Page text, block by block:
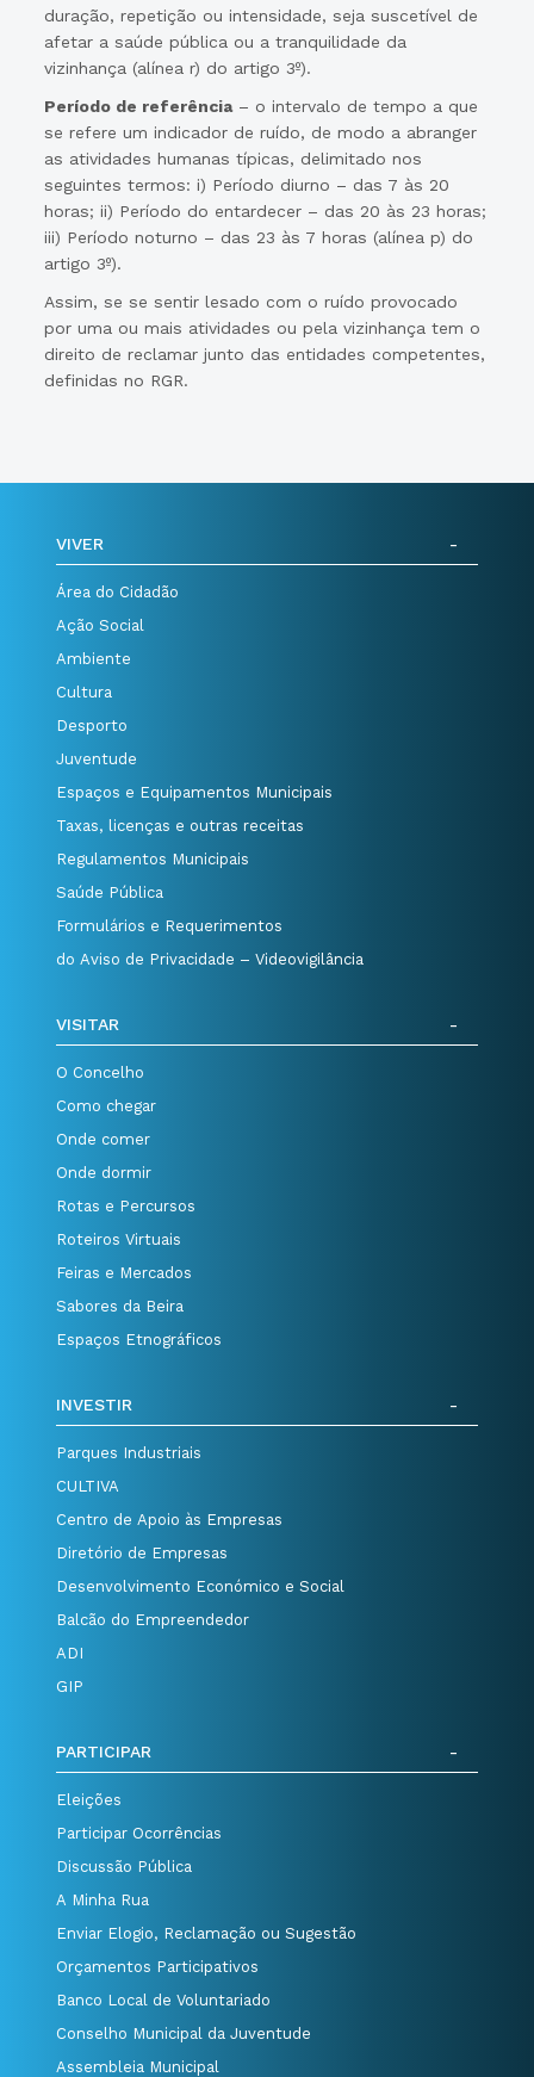
duração, repetição ou intensidade, seja suscetível de
afetar a saúde pública ou a tranquilidade da
vizinhança (alínea r) do artigo 3º).
Período de referência– o intervalo de tempo a que
se refere um indicador de ruído, de modo a abranger
as atividades humanas típicas, delimitado nos
seguintes termos: i) Período diurno – das 7 às 20
horas; ii) Período do entardecer – das 20 às 23 horas;
iii) Período noturno – das 23 às 7 horas (alínea p) do
artigo 3º).
Assim, se se sentir lesado com o ruído provocado
por uma ou mais atividades ou pela vizinhança tem o
direito de reclamar junto das entidades competentes,
definidas no RGR.
VIVER
Área do Cidadão
Ação Social
Ambiente
Cultura
Desporto
Juventude
Espaços e Equipamentos Municipais
Taxas, licenças e outras receitas
Regulamentos Municipais
Saúde Pública
Formulários e Requerimentos
do Aviso de Privacidade – Videovigilância
VISITAR
O Concelho
Como chegar
Onde comer
Onde dormir
Rotas e Percursos
Roteiros Virtuais
Feiras e Mercados
Sabores da Beira
Espaços Etnográficos
INVESTIR
Parques Industriais
CULTIVA
Centro de Apoio às Empresas
Diretório de Empresas
Desenvolvimento Económico e Social
Balcão do Empreendedor
ADI
GIP
PARTICIPAR
Eleições
Participar Ocorrências
Discussão Pública
A Minha Rua
Enviar Elogio, Reclamação ou Sugestão
Orçamentos Participativos
Banco Local de Voluntariado
Conselho Municipal da Juventude
Assembleia Municipal